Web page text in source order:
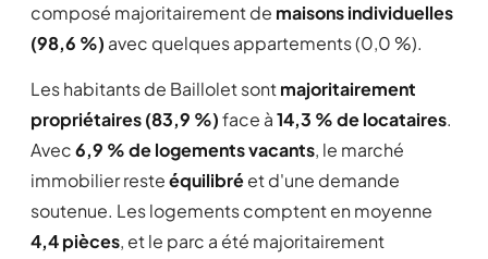
composé majoritairement de maisons individuelles
(98,6 %) avec quelques appartements (0,0 %).
Les habitants de Baillolet sontmajoritairement
propriétaires (83,9 %)face à14,3 % de locataires.
Avec6,9 % de logements vacants, le marché
immobilier resteéquilibréet d'une demande
soutenue. Les logements comptent en moyenne
4,4 pièces, et le parc a été majoritairement